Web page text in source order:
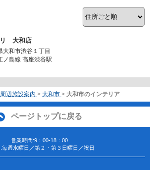
大和店
大和市渋谷１丁目
ノ島線 高座渋谷駅
周辺施設案内 > 大和市 > 大和市のインテリア
ページトップに戻る
営業時間:9：00-18：00
毎週水曜日／第２・第３日曜日／祝日